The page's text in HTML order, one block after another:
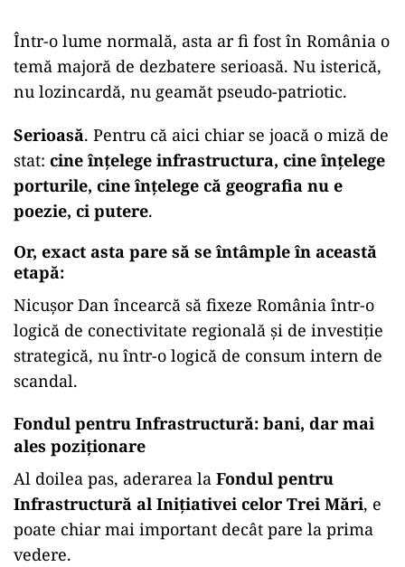
Într-o lume normală, asta ar fi fost în România o
temă majoră de dezbatere serioasă. Nu isterică,
nu lozincardă, nu geamăt pseudo-patriotic.
Serioasă. Pentru că aici chiar se joacă o miză de
stat: cine înțelege infrastructura, cine înțelege
porturile, cine înțelege că geografia nu e
poezie, ci putere.
Or, exact asta pare să se întâmple în această
etapă:
Nicușor Dan încearcă să fixeze România într-o
logică de conectivitate regională și de investiție
strategică, nu într-o logică de consum intern de
scandal.
Fondul pentru Infrastructură: bani, dar mai
ales poziționare
Al doilea pas, aderarea la Fondul pentru
Infrastructură al Inițiativei celor Trei Mări, e
poate chiar mai important decât pare la prima
vedere.